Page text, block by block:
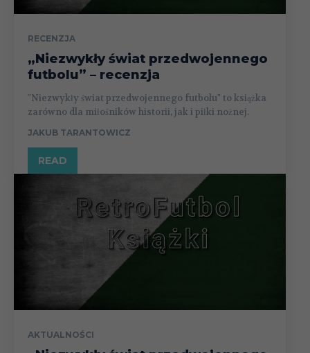
RECENZJA
„Niezwykły świat przedwojennego
futbolu” – recenzja
"Niezwykły świat przedwojennego futbolu" to książka
zarówno dla miłośników historii, jak i piłki nożnej.
JAKUB TARANTOWICZ
READ
AKTUALNOŚCI